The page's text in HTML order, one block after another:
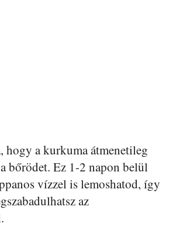
hogy a kurkuma átmenetileg
bőrödet. Ez 1-2 napon belül
vízzel is lemoshatod, így
az